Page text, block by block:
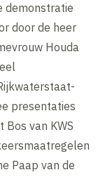
demonstratie
door de heer
Houda
presentaties
van KWS
Paap van de